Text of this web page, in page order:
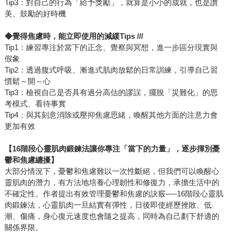
Tip3：對自己的行為「給予獎勵」，就算是小小的成就，也是讚
美、鼓勵的好時機
◆覺得焦慮時，能立即使用的減緩Tips ///
Tip1：練習專注於當下的正念、覺察與冥想，進一步區分現實與
假象
Tip2：透過腹式呼吸、漸進式肌肉放鬆的日常訓練，引導自己習
慣鬆～開～心
Tip3：檢視自己是否具有過分高估的謬誤，擺脫「災難化」的思
考模式、看待事實
Tip4：與其刻意消除或壓抑焦慮思緒，喚醒其他方面的注意力會
更加有效
【16階段心靈肌肉鍛鍊法讓你專注「當下的力量」，逐步揮別憂
鬱和焦慮纏擾】
大部分情況下，憂鬱和焦慮難以一次性斷絕，但我們可以喚醒心
靈肌肉的潛力，有方法地培養心理韌性和修復力，承擔生活中的
不確定性。作者提出有效管理憂鬱和焦慮的訣竅──16階段心靈肌
肉鍛鍊法，心靈肌肉一旦結實有彈性，日後即使經歷挫敗、低
潮、傷痛，身心復元速度也會隨之提高，同時為自己劃下舒適的
關係界限。